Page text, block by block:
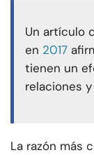
Un artículo
en 2017
tienen un
relaciones
La razón más